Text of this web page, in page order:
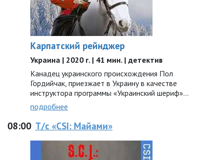
Карпатский рейнджер
Украина | 2020 г. | 41 мин. | детектив
Канадец украинского происхождения Пол
Гордийчак, приезжает в Украину в качестве
инструктора программы «Украинский шериф»...
подробнее
08:00 Т/с «CSI: Майами»